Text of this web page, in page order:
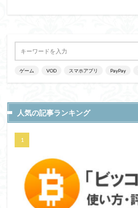
ゲーム VOD スマホアプリ PayPay
人気の記事ランキング